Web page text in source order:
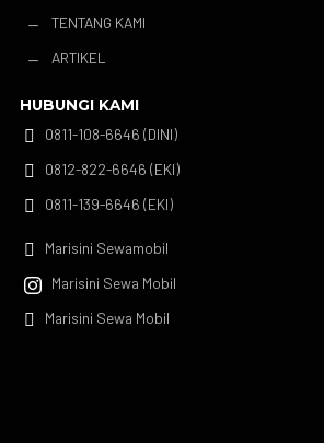
K TENTANG KAMI
K ARTIKEL
HUBUNGI KAMI

0811-108-6646 (DINI)

0812-822-6646 (EKI)

0811-139-6646 (EKI)
 Marisini Sewamobil

Marisini Sewa Mobil

Marisini Sewa Mobil